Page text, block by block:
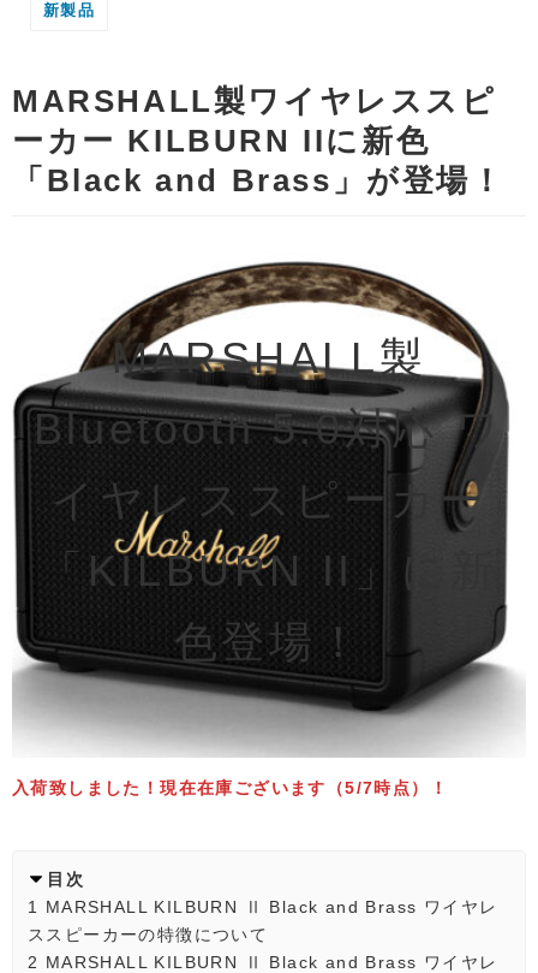
新製品
MARSHALL製ワイヤレススピ
ーカー KILBURN IIに新色
「Black and Brass」が登場！
MARSHALL製
Bluetooth 5.0対応 ワ
イヤレススピーカー
「KILBURN II」に新
色登場！
入荷致しました！現在在庫ございます（5/7時点）！
目次
1 MARSHALL KILBURN Ⅱ Black and Brass ワイヤレ
ススピーカーの特徴について
2 MARSHALL KILBURN Ⅱ Black and Brass ワイヤレ